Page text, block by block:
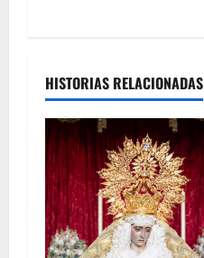
HISTORIAS RELACIONADAS